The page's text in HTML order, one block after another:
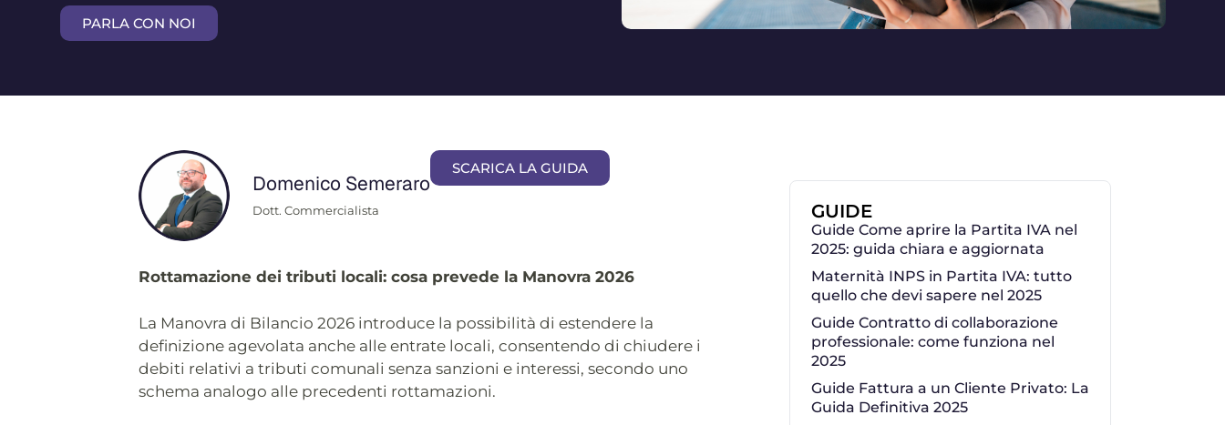
PARLA CON NOI
Domenico Semeraro
Dott. Commercialista
SCARICA LA GUIDA
Rottamazione dei tributi locali: cosa prevede la Manovra 2026
La Manovra di Bilancio 2026 introduce la possibilità di estendere la
definizione agevolata anche alle entrate locali, consentendo di chiudere i
debiti relativi a tributi comunali senza sanzioni e interessi, secondo uno
schema analogo alle precedenti rottamazioni.
GUIDE
Guide Come aprire la Partita IVA nel
2025: guida chiara e aggiornata
Maternità INPS in Partita IVA: tutto
quello che devi sapere nel 2025
Guide Contratto di collaborazione
professionale: come funziona nel
2025
Guide Fattura a un Cliente Privato: La
Guida Definitiva 2025